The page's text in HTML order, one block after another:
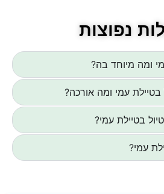
נפוצות
ומה מיוחד בה?
עמי ומה אורכה?
בטיילת עמי?
עמי?